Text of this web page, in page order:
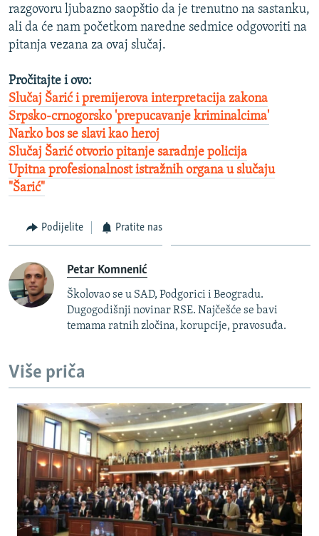
razgovoru ljubazno saopštio da je trenutno na sastanku,
ali da će nam početkom naredne sedmice odgovoriti na
pitanja vezana za ovaj slučaj.
Pročitajte i ovo:
Slučaj Šarić i premijerova interpretacija zakona
Srpsko-crnogorsko 'prepucavanje kriminalcima'
Narko bos se slavi kao heroj
Slučaj Šarić otvorio pitanje saradnje policija
Upitna profesionalnost istražnih organa u slučaju
"Šarić"
Podijelite Pratite nas
Petar Komnenić
Školovao se u SAD, Podgorici i Beogradu.
Dugogodišnji novinar RSE. Najčešće se bavi
temama ratnih zločina, korupcije, pravosuđa.
Više priča